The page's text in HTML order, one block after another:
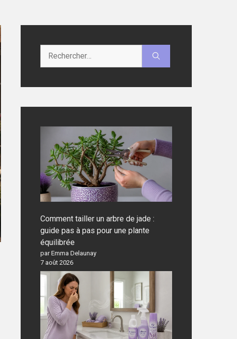
Comment tailler un arbre de jade :
guide pas à pas pour une plante
équilibrée
par Emma Delaunay
7 août 2026